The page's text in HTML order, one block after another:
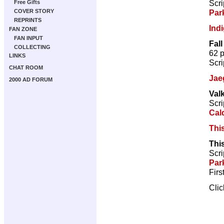
Free Gifts
COVER STORY
REPRINTS
FAN ZONE
FAN INPUT
COLLECTING
LINKS
CHAT ROOM
2000 AD FORUM
62